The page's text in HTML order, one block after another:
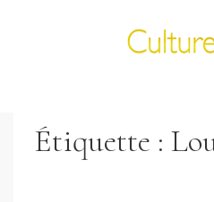
Étiquette :